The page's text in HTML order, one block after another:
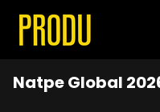
Natpe Global